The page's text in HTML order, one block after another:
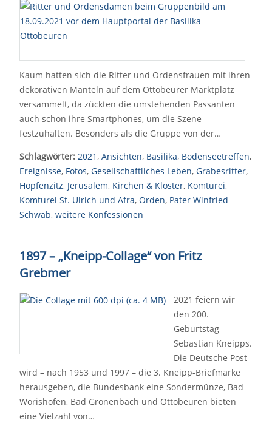
Kaum hatten sich die Ritter und Ordensfrauen mit ihren
dekorativen Mänteln auf dem Ottobeurer Marktplatz
versammelt, da zückten die umstehenden Passanten
auch schon ihre Smartphones, um die Szene
festzuhalten. Besonders als die Gruppe von der…
Schlagwörter: 2021, Ansichten, Basilika, Bodenseetreffen,
Ereignisse, Fotos, Gesellschaftliches Leben, Grabesritter,
Hopfenzitz, Jerusalem, Kirchen & Kloster, Komturei,
Komturei St. Ulrich und Afra, Orden, Pater Winfried
Schwab, weitere Konfessionen
1897 – „Kneipp-Collage“ von Fritz
Grebmer
2021 feiern wir
den 200.
Geburtstag
Sebastian Kneipps.
Die Deutsche Post
wird – nach 1953 und 1997 – die 3. Kneipp-Briefmarke
herausgeben, die Bundesbank eine Sondermünze, Bad
Wörishofen, Bad Grönenbach und Ottobeuren bieten
eine Vielzahl von…